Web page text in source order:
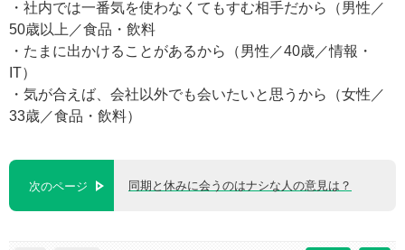
・社内では一番気を使わなくてもすむ相手だから（男性／
50歳以上／食品・飲料
・たまに出かけることがあるから（男性／40歳／情報・
IT）
・気が合えば、会社以外でも会いたいと思うから（女性／
33歳／食品・飲料）
次のページ 同期と休みに会うのはナシな人の意見は？